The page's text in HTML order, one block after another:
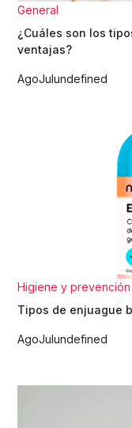
General
¿Cuáles son los
ventajas?
AgoJulundefined
Higiene y prevención
Tipos de enjuague
AgoJulundefined